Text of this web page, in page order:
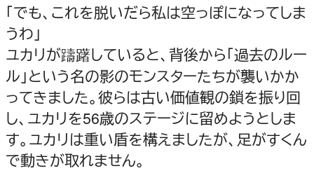
「でも、これを脱いだら私は空っぽになってしま
うわ」
ユカリが躊躇していると、背後から「過去のルー
ル」という名の影のモンスターたちが襲いかか
ってきました。彼らは古い価値観の鎖を振り回
し、ユカリを56歳のステージに留めようとしま
す。ユカリは重い盾を構えましたが、足がすくん
で動きが取れません。